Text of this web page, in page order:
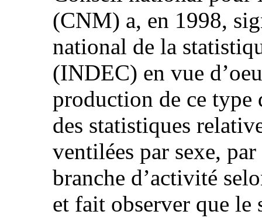
(CNM) a, en 1998,
national de la
(INDEC) en vue
production de ce type
des statistiques
ventilées par sexe,
branche d’activité
et fait observer que le